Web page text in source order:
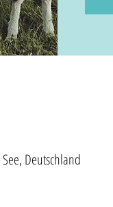
Deutschland